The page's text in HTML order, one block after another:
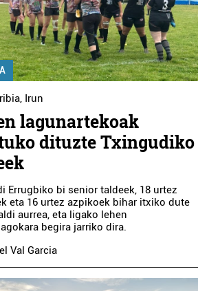
, Irun
lagunartekoak
dituzte Txingudiko
Errugbiko bi senior taldeek, 18 urtez
eta 16 urtez azpikoek bihar itxiko dute
aurrea, eta ligako lehen
begira jarriko dira.
Val Garcia